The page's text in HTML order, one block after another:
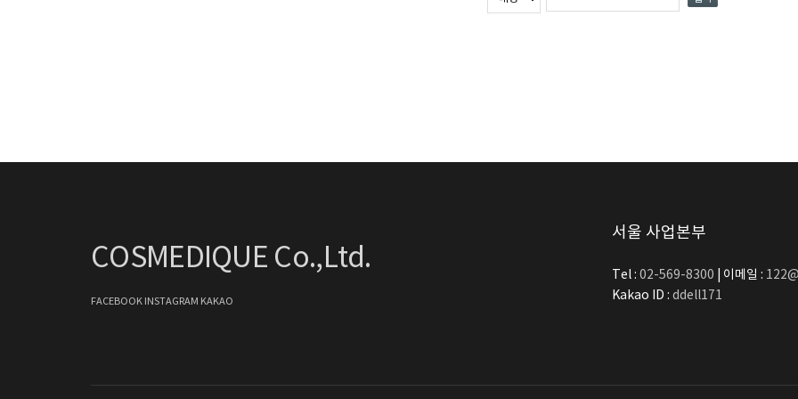
COSMEDIQUE Co.,Ltd.
FACEBOOK INSTAGRAM KAKAO
서울 사업본부
Tel : 02-569-8300 | 이메일 :
Kakao ID : ddell171